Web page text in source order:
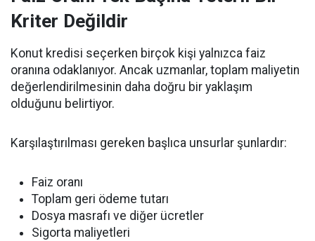
Kriter Değildir
Konut kredisi seçerken birçok kişi yalnızca faiz
oranına odaklanıyor. Ancak uzmanlar, toplam maliyetin
değerlendirilmesinin daha doğru bir yaklaşım
olduğunu belirtiyor.
Karşılaştırılması gereken başlıca unsurlar şunlardır:
Faiz oranı
Toplam geri ödeme tutarı
Dosya masrafı ve diğer ücretler
Sigorta maliyetleri